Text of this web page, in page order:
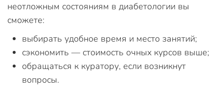
неотложным состояниям в диабетологии вы
сможете:
выбирать удобное время и место занятий;
сэкономить — стоимость очных курсов выше;
обращаться к куратору, если возникнут
вопросы.